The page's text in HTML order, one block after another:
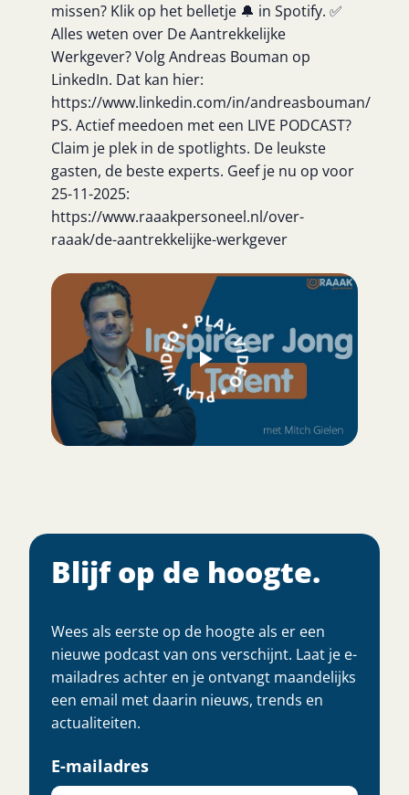
missen? Klik op het belletje 🔔 in Spotify. ✅
Alles weten over De Aantrekkelijke
Werkgever? Volg Andreas Bouman op
LinkedIn. Dat kan hier:
https://www.linkedin.com/in/andreasbouman/
PS. Actief meedoen met een LIVE PODCAST?
Claim je plek in de spotlights. De leukste
gasten, de beste experts. Geef je nu op voor
25-11-2025:
https://www.raaakpersoneel.nl/over-
raaak/de-aantrekkelijke-werkgever
Blijf op de hoogte.
Wees als eerste op de hoogte als er een
nieuwe podcast van ons verschijnt. Laat je e-
mailadres achter en je ontvangt maandelijks
een email met daarin nieuws, trends en
actualiteiten.
E-mailadres